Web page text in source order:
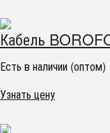
Кабель
Есть в наличии (оптом)
Узнать цену